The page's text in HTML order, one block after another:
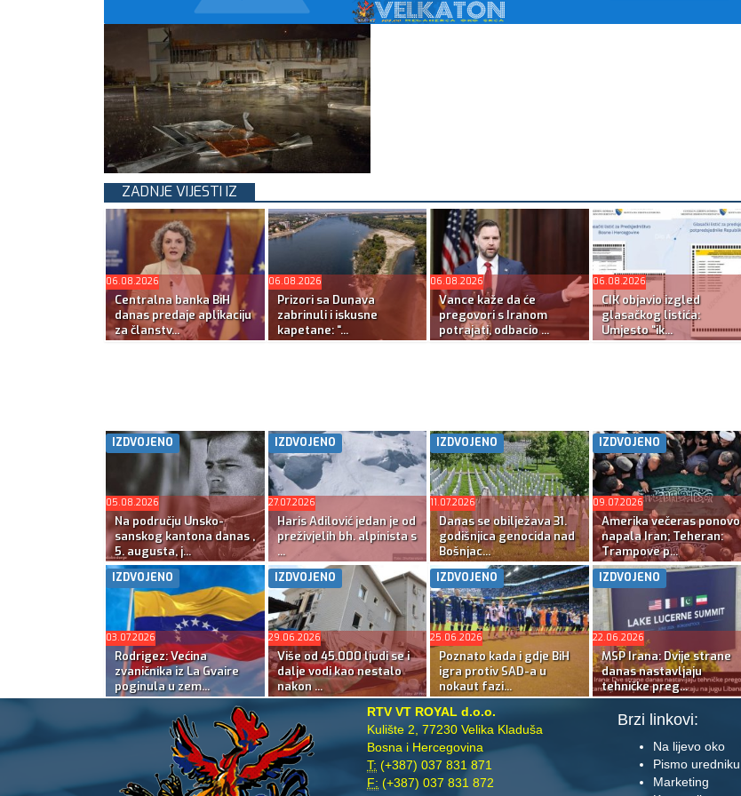
ZADNJE VIJESTI IZ
06.08.2026
Centralna banka BiH
danas predaje aplikaciju
za članstv...
06.08.2026
Prizori sa Dunava
zabrinuli i iskusne
kapetane: “...
06.08.2026
Vance kaže da će
pregovori s Iranom
potrajati, odbacio ...
06.08.2026
CIK objavio izgled
glasačkog listića:
Umjesto “ik...
IZDVOJENO
05.08.2026
Na području Unsko-
sanskog kantona danas ,
5. augusta, j...
IZDVOJENO
27.07.2026
Haris Adilović jedan je od
preživjelih bh. alpinista s
...
IZDVOJENO
11.07.2026
Danas se obilježava 31.
godišnjica genocida nad
Bošnjac...
IZDVOJENO
09.07.2026
Amerika večeras ponovo
napala Iran; Teheran:
Trampove p...
IZDVOJENO
03.07.2026
Rodrigez: Većina
zvaničnika iz La Gvaire
poginula u zem...
IZDVOJENO
29.06.2026
Više od 45.000 ljudi se i
dalje vodi kao nestalo
nakon ...
IZDVOJENO
25.06.2026
Poznato kada i gdje BiH
igra protiv SAD-a u
nokaut fazi...
IZDVOJENO
22.06.2026
MSP Irana: Dvije strane
danas nastavljaju
tehničke preg...
RTV VT ROYAL d.o.o.
Kulište 2, 77230 Velika Kladuša
Bosna i Hercegovina
T: (+387) 037 831 871
F: (+387) 037 831 872
Brzi linkovi:
Na lijevo oko
Pismo uredniku
Marketing